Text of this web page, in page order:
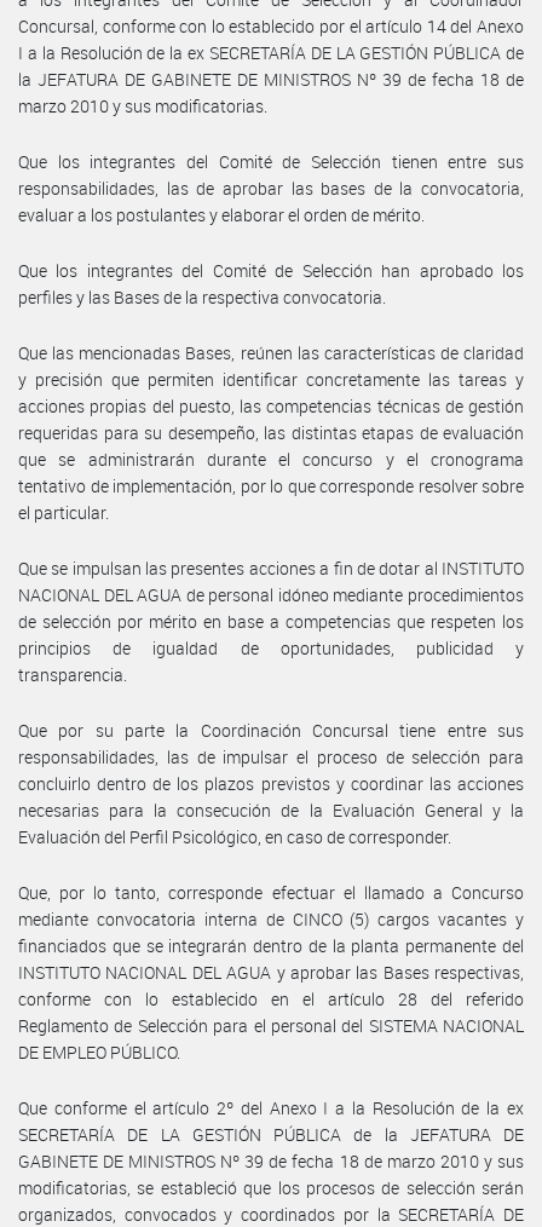
Concursal, conforme con lo establecido por el artículo 14 del Anexo
I a la Resolución de la ex SECRETARÍA DE LA GESTIÓN PÚBLICA de
la JEFATURA DE GABINETE DE MINISTROS Nº 39 de fecha 18 de
marzo 2010 y sus modificatorias.
Que los integrantes del Comité de Selección tienen entre sus
responsabilidades, las de aprobar las bases de la convocatoria,
evaluar a los postulantes y elaborar el orden de mérito.
Que los integrantes del Comité de Selección han aprobado los
perfiles y las Bases de la respectiva convocatoria.
Que las mencionadas Bases, reúnen las características de claridad
y precisión que permiten identificar concretamente las tareas y
acciones propias del puesto, las competencias técnicas de gestión
requeridas para su desempeño, las distintas etapas de evaluación
que se administrarán durante el concurso y el cronograma
tentativo de implementación, por lo que corresponde resolver sobre
el particular.
Que se impulsan las presentes acciones a fin de dotar al INSTITUTO
NACIONAL DEL AGUA de personal idóneo mediante procedimientos
de selección por mérito en base a competencias que respeten los
principios de igualdad de oportunidades, publicidad y
transparencia.
Que por su parte la Coordinación Concursal tiene entre sus
responsabilidades, las de impulsar el proceso de selección para
concluirlo dentro de los plazos previstos y coordinar las acciones
necesarias para la consecución de la Evaluación General y la
Evaluación del Perfil Psicológico, en caso de corresponder.
Que, por lo tanto, corresponde efectuar el llamado a Concurso
mediante convocatoria interna de CINCO (5) cargos vacantes y
financiados que se integrarán dentro de la planta permanente del
INSTITUTO NACIONAL DEL AGUA y aprobar las Bases respectivas,
conforme con lo establecido en el artículo 28 del referido
Reglamento de Selección para el personal del SISTEMA NACIONAL
DE EMPLEO PÚBLICO.
Que conforme el artículo 2º del Anexo I a la Resolución de la ex
SECRETARÍA DE LA GESTIÓN PÚBLICA de la JEFATURA DE
GABINETE DE MINISTROS Nº 39 de fecha 18 de marzo 2010 y sus
modificatorias, se estableció que los procesos de selección serán
organizados, convocados y coordinados por la SECRETARÍA DE